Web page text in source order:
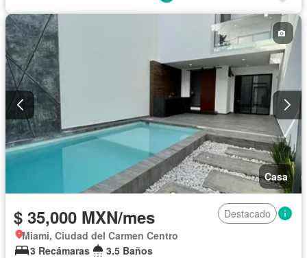
Casa
$ 35,000 MXN/mes
Destacado
Miami, Ciudad del Carmen Centro
3 Recámaras
3.5 Baños